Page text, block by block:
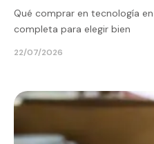
Qué comprar en tecnología
completa para elegir bien
22/07/2026